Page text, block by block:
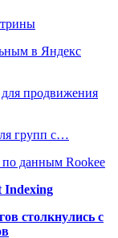
в Яндекс
продвижения
групп с…
данным Rookee
Indexing
столкнулись с